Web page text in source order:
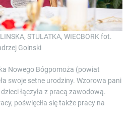
STULATKA, WIECBORK fot.
Goinski
Nowego Bógpomoża (powiat
swoje setne urodziny. Wzorowa pani
łączyła z pracą zawodową.
poświęciła się także pracy na